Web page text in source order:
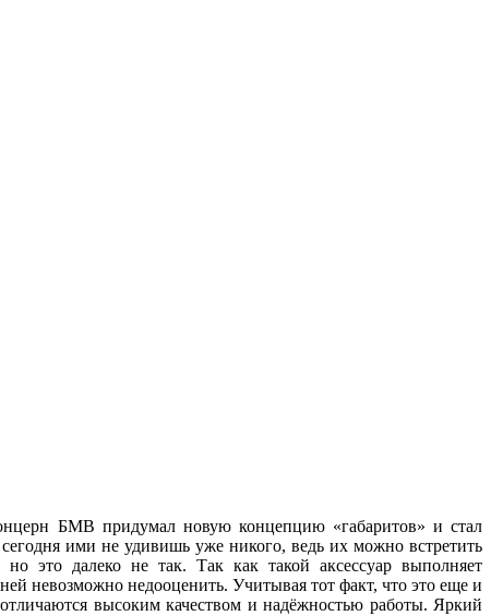
БМВ придумал новую концепцию «габаритов» и стал
ими не удивишь уже никого, ведь их можно встретить
это далеко не так. Так как такой аксессуар выполняет
невозможно недооценить. Учитывая тот факт, что это еще и
высоким качеством и надёжностью работы. Яркий